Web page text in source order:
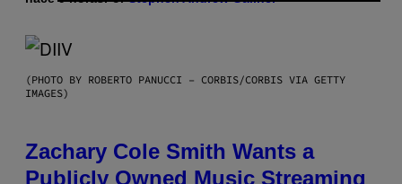
(PHOTO BY ROBERTO PANUCCI – CORBIS/CORBIS VIA GETTY
IMAGES)
Zachary Cole Smith Wants a
Publicly Owned Music Streaming